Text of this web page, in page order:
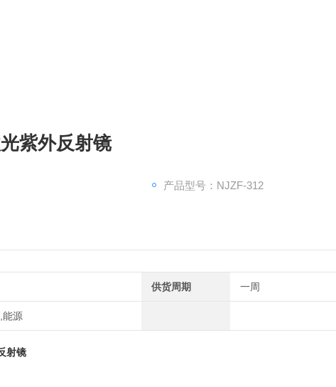
紫外反射镜
产品型号：NJZF-312
供货周期 一周
能源
射镜